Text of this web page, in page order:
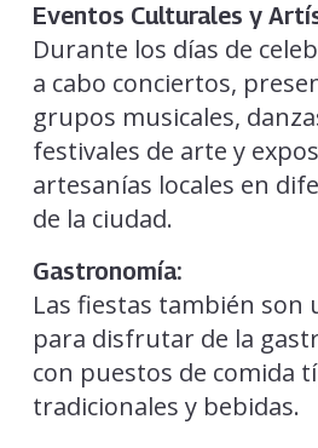
Eventos Culturales y
Durante los días de
a cabo conciertos,
grupos musicales,
festivales de arte y
artesanías locales en
de la ciudad.
Gastronomía:
Las fiestas también
para disfrutar de la
con puestos de comida
tradicionales y bebidas.